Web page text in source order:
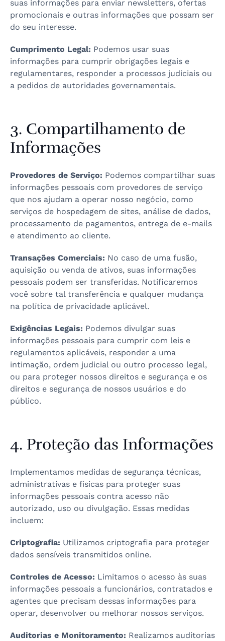
suas informações para enviar newsletters, ofertas
promocionais e outras informações que possam ser
do seu interesse.
Cumprimento Legal: Podemos usar suas
informações para cumprir obrigações legais e
regulamentares, responder a processos judiciais ou
a pedidos de autoridades governamentais.
3. Compartilhamento de
Informações
Provedores de Serviço: Podemos compartilhar suas
informações pessoais com provedores de serviço
que nos ajudam a operar nosso negócio, como
serviços de hospedagem de sites, análise de dados,
processamento de pagamentos, entrega de e-mails
e atendimento ao cliente.
Transações Comerciais: No caso de uma fusão,
aquisição ou venda de ativos, suas informações
pessoais podem ser transferidas. Notificaremos
você sobre tal transferência e qualquer mudança
na política de privacidade aplicável.
Exigências Legais: Podemos divulgar suas
informações pessoais para cumprir com leis e
regulamentos aplicáveis, responder a uma
intimação, ordem judicial ou outro processo legal,
ou para proteger nossos direitos e segurança e os
direitos e segurança de nossos usuários e do
público.
4. Proteção das Informações
Implementamos medidas de segurança técnicas,
administrativas e físicas para proteger suas
informações pessoais contra acesso não
autorizado, uso ou divulgação. Essas medidas
incluem:
Criptografia: Utilizamos criptografia para proteger
dados sensíveis transmitidos online.
Controles de Acesso: Limitamos o acesso às suas
informações pessoais a funcionários, contratados e
agentes que precisam dessas informações para
operar, desenvolver ou melhorar nossos serviços.
Auditorias e Monitoramento: Realizamos auditorias